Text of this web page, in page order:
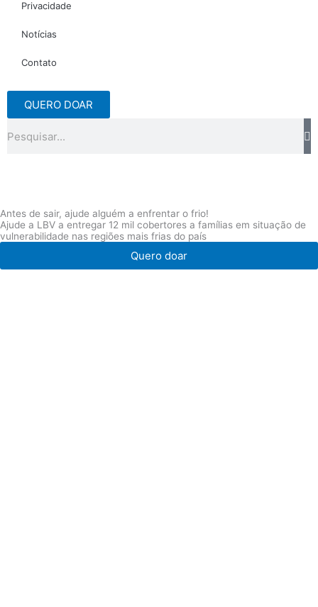
Privacidade
Notícias
Contato
QUERO DOAR
Antes de sair, ajude alguém a enfrentar o frio!
Ajude a LBV a entregar 12 mil cobertores a famílias em situação de
vulnerabilidade nas regiões mais frias do país
Quero doar